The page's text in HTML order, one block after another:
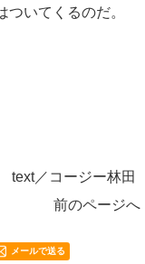
いてくるのだ。
text／コージー林田
前のページへ
メールで送る